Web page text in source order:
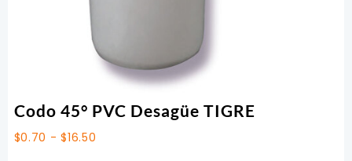
Codo 45° PVC Desagüe TIGRE
$0.70 - $16.50